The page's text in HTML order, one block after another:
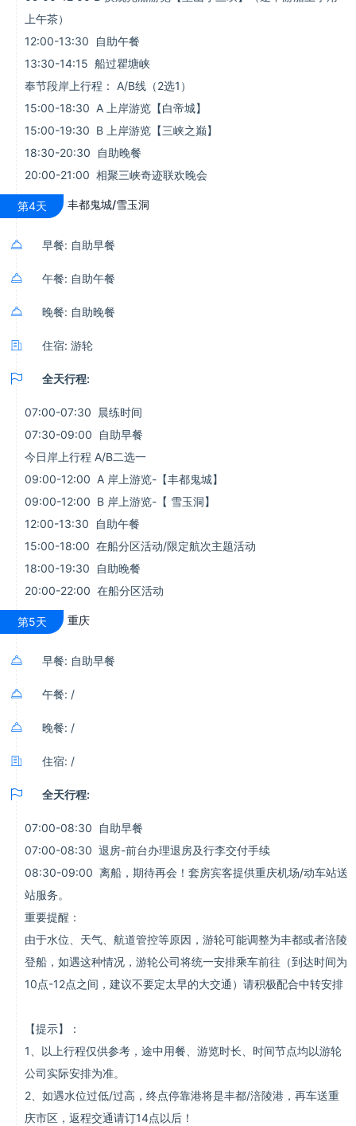
上午茶）
12:00-13:30 自助午餐
13:30-14:15 船过瞿塘峡
奉节段岸上行程： A/B线（2选1）
15:00-18:30 A 上岸游览【白帝城】
15:00-19:30 B 上岸游览【三峡之巅】
18:30-20:30 自助晚餐
20:00-21:00 相聚三峡奇迹联欢晚会
第4天 丰都鬼城/雪玉洞
 早餐: 自助早餐
 午餐: 自助午餐
 晚餐: 自助晚餐
 住宿: 游轮
 全天行程:
07:00-07:30 晨练时间
07:30-09:00 自助早餐
今日岸上行程 A/B二选一
09:00-12:00 A 岸上游览-【丰都鬼城】
09:00-12:00 B 岸上游览-【 雪玉洞】
12:00-13:30 自助午餐
15:00-18:00 在船分区活动/限定航次主题活动
18:00-19:30 自助晚餐
20:00-22:00 在船分区活动
第5天 重庆
 早餐: 自助早餐
 午餐: /
 晚餐: /
 住宿: /
 全天行程:
07:00-08:30 自助早餐
07:00-08:30 退房-前台办理退房及行李交付手续
08:30-09:00 离船，期待再会！套房宾客提供重庆机场/动车站送
站服务。
重要提醒：
由于水位、天气、航道管控等原因，游轮可能调整为丰都或者涪陵
登船，如遇这种情况，游轮公司将统一安排乘车前往（到达时间为
10点-12点之间，建议不要定太早的大交通）请积极配合中转安排
【提示】：
1、以上行程仅供参考，途中用餐、游览时长、时间节点均以游轮
公司实际安排为准。
2、如遇水位过低/过高，终点停靠港将是丰都/涪陵港，再车送重
庆市区，返程交通请订14点以后！